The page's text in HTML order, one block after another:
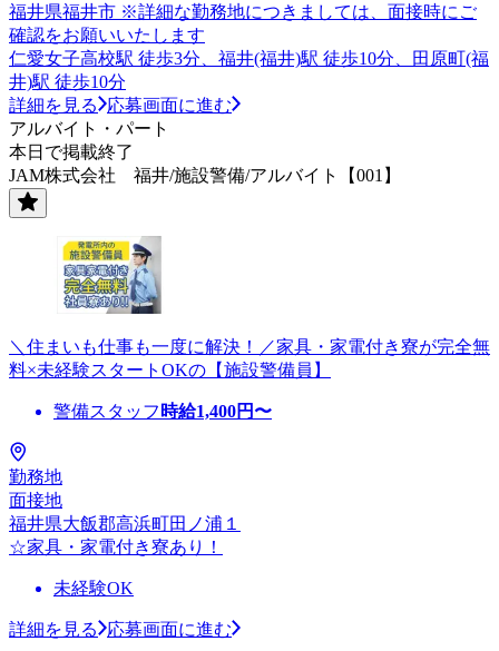
福井県福井市 ※詳細な勤務地につきましては、面接時にご
確認をお願いいたします
仁愛女子高校駅 徒歩3分、福井(福井)駅 徒歩10分、田原町(福
井)駅 徒歩10分
詳細を見る
応募画面に進む
アルバイト・パート
本日で掲載終了
JAM株式会社 福井/施設警備/アルバイト【001】
＼住まいも仕事も一度に解決！／家具・家電付き寮が完全無
料×未経験スタートOKの【施設警備員】
警備スタッフ 時給1,400円〜
勤務地
面接地
福井県大飯郡高浜町田ノ浦１
☆家具・家電付き寮あり！
未経験OK
詳細を見る 応募画面に進む